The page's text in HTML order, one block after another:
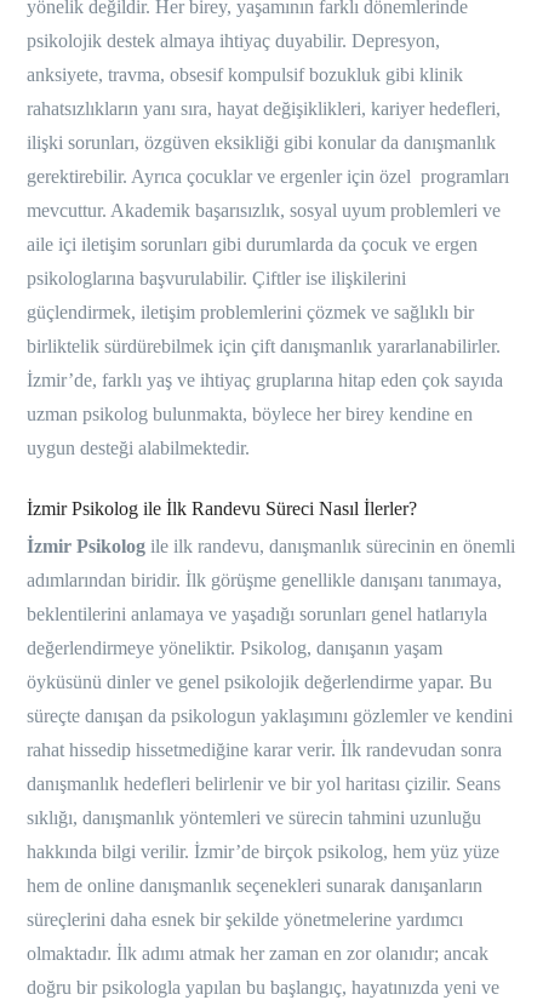
yönelik değildir. Her birey, yaşamının farklı dönemlerinde
psikolojik destek almaya ihtiyaç duyabilir. Depresyon,
anksiyete, travma, obsesif kompulsif bozukluk gibi klinik
rahatsızlıkların yanı sıra, hayat değişiklikleri, kariyer hedefleri,
ilişki sorunları, özgüven eksikliği gibi konular da danışmanlık
gerektirebilir. Ayrıca çocuklar ve ergenler için özel programları
mevcuttur. Akademik başarısızlık, sosyal uyum problemleri ve
aile içi iletişim sorunları gibi durumlarda da çocuk ve ergen
psikologlarına başvurulabilir. Çiftler ise ilişkilerini
güçlendirmek, iletişim problemlerini çözmek ve sağlıklı bir
birliktelik sürdürebilmek için çift danışmanlık yararlanabilirler.
İzmir’de, farklı yaş ve ihtiyaç gruplarına hitap eden çok sayıda
uzman psikolog bulunmakta, böylece her birey kendine en
uygun desteği alabilmektedir.
İzmir Psikolog ile İlk Randevu Süreci Nasıl İlerler?
İzmir Psikolog ile ilk randevu, danışmanlık sürecinin en önemli
adımlarından biridir. İlk görüşme genellikle danışanı tanımaya,
beklentilerini anlamaya ve yaşadığı sorunları genel hatlarıyla
değerlendirmeye yöneliktir. Psikolog, danışanın yaşam
öyküsünü dinler ve genel psikolojik değerlendirme yapar. Bu
süreçte danışan da psikologun yaklaşımını gözlemler ve kendini
rahat hissedip hissetmediğine karar verir. İlk randevudan sonra
danışmanlık hedefleri belirlenir ve bir yol haritası çizilir. Seans
sıklığı, danışmanlık yöntemleri ve sürecin tahmini uzunluğu
hakkında bilgi verilir. İzmir’de birçok psikolog, hem yüz yüze
hem de online danışmanlık seçenekleri sunarak danışanların
süreçlerini daha esnek bir şekilde yönetmelerine yardımcı
olmaktadır. İlk adımı atmak her zaman en zor olanıdır; ancak
doğru bir psikologla yapılan bu başlangıç, hayatınızda yeni ve